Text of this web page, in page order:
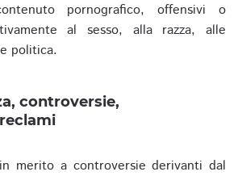
pornografico, offensivi o
al sesso, alla razza, alle
politica.
controversie,
merito a controversie derivanti dal